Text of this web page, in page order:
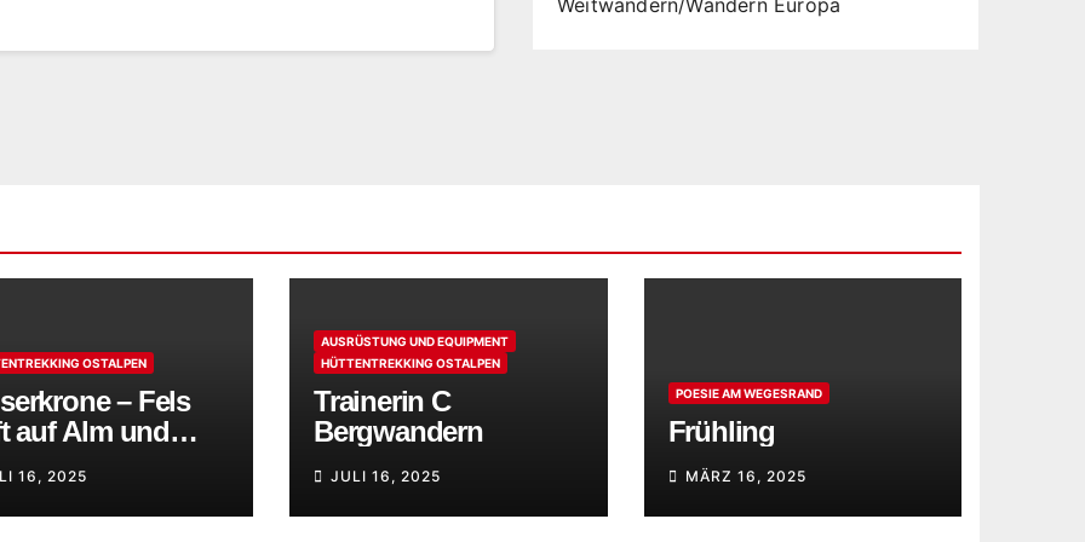
OSTALPEN
– Fels
auf Alm und
16, 2025
AUSRÜSTUNG UND EQUIPMENT
HÜTTENTREKKING OSTALPEN
Trainerin C
Bergwandern
JULI 16, 2025
POESIE AM WEGESRAND
Frühling
MÄRZ 16, 2025